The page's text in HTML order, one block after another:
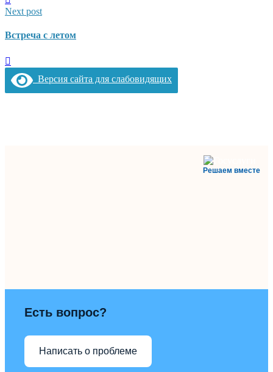
Next post
Встреча с летом
Версия сайта для слабовидящих
Решаем вместе
Есть вопрос?
Написать о проблеме